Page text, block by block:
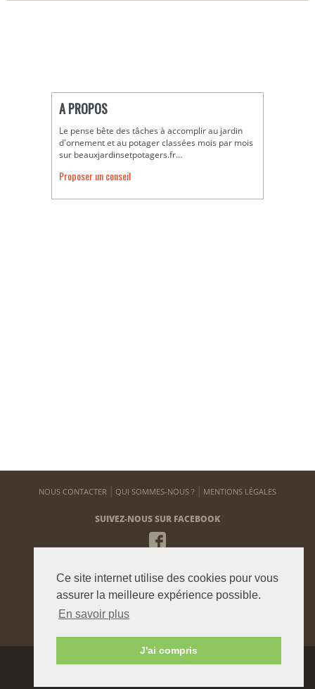
Ce site internet utilise des cookies pour vous
assurer la meilleure expérience possible.
En savoir plus
J'ai compris
A PROPOS
Le pense bête des tâches à accomplir au jardin
d'ornement et au potager classées mois par mois
sur beauxjardinsetpotagers.fr…
Proposer un conseil
NOUS CONTACTER QUI SOMMES-NOUS ? MENTIONS LÉGALES
SUIVEZ-NOUS SUR FACEBOOK
NEWSLETTER
Pour vous tenir informé de notre actualité
Agence graphique:Westango